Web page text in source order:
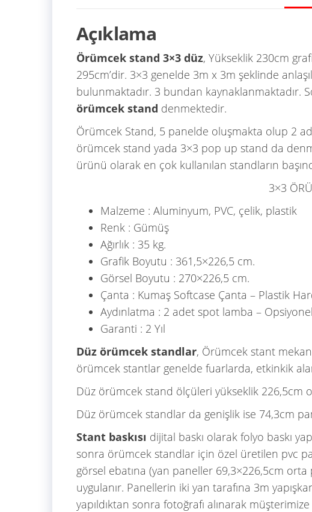
Açıklama
Örümcek stand 3×3 düz, Yükseklik 230cm
295cm’dir. 3×3 genelde 3m x 3m şeklinde
bulunmaktadır. 3 bundan kaynaklanmaktadır.
örümcek stand denmektedir.
Örümcek Stand, 5 panelde oluşmakta olup 2
örümcek stand yada 3×3 pop up stand da
ürünü olarak en çok kullanılan standların
3×3
Malzeme : Aluminyum, PVC, çelik, plastik
Renk : Gümüş
Ağırlık : 35 kg.
Grafik Boyutu : 361,5×226,5 cm.
Görsel Boyutu : 270×226,5 cm.
Çanta : Kumaş Softcase Çanta – Plastik
Aydınlatma : 2 adet spot lamba – Opsiyonel
Garanti : 2 Yıl
Düz örümcek standlar, Örümcek stant
örümcek stantlar genelde fuarlarda, etkinkik
Düz örümcek stand ölçüleri yükseklik 226,5cm
Düz örümcek standlar da genişlik ise 74,3cm
Stant baskısı dijital baskı olarak folyo baskı
sonra örümcek standlar için özel üretilen pvc
görsel ebatına (yan paneller 69,3×226,5cm
uygulanır. Panellerin iki yan tarafına 3m
yapıldıktan sonra fotoğrafı alınarak